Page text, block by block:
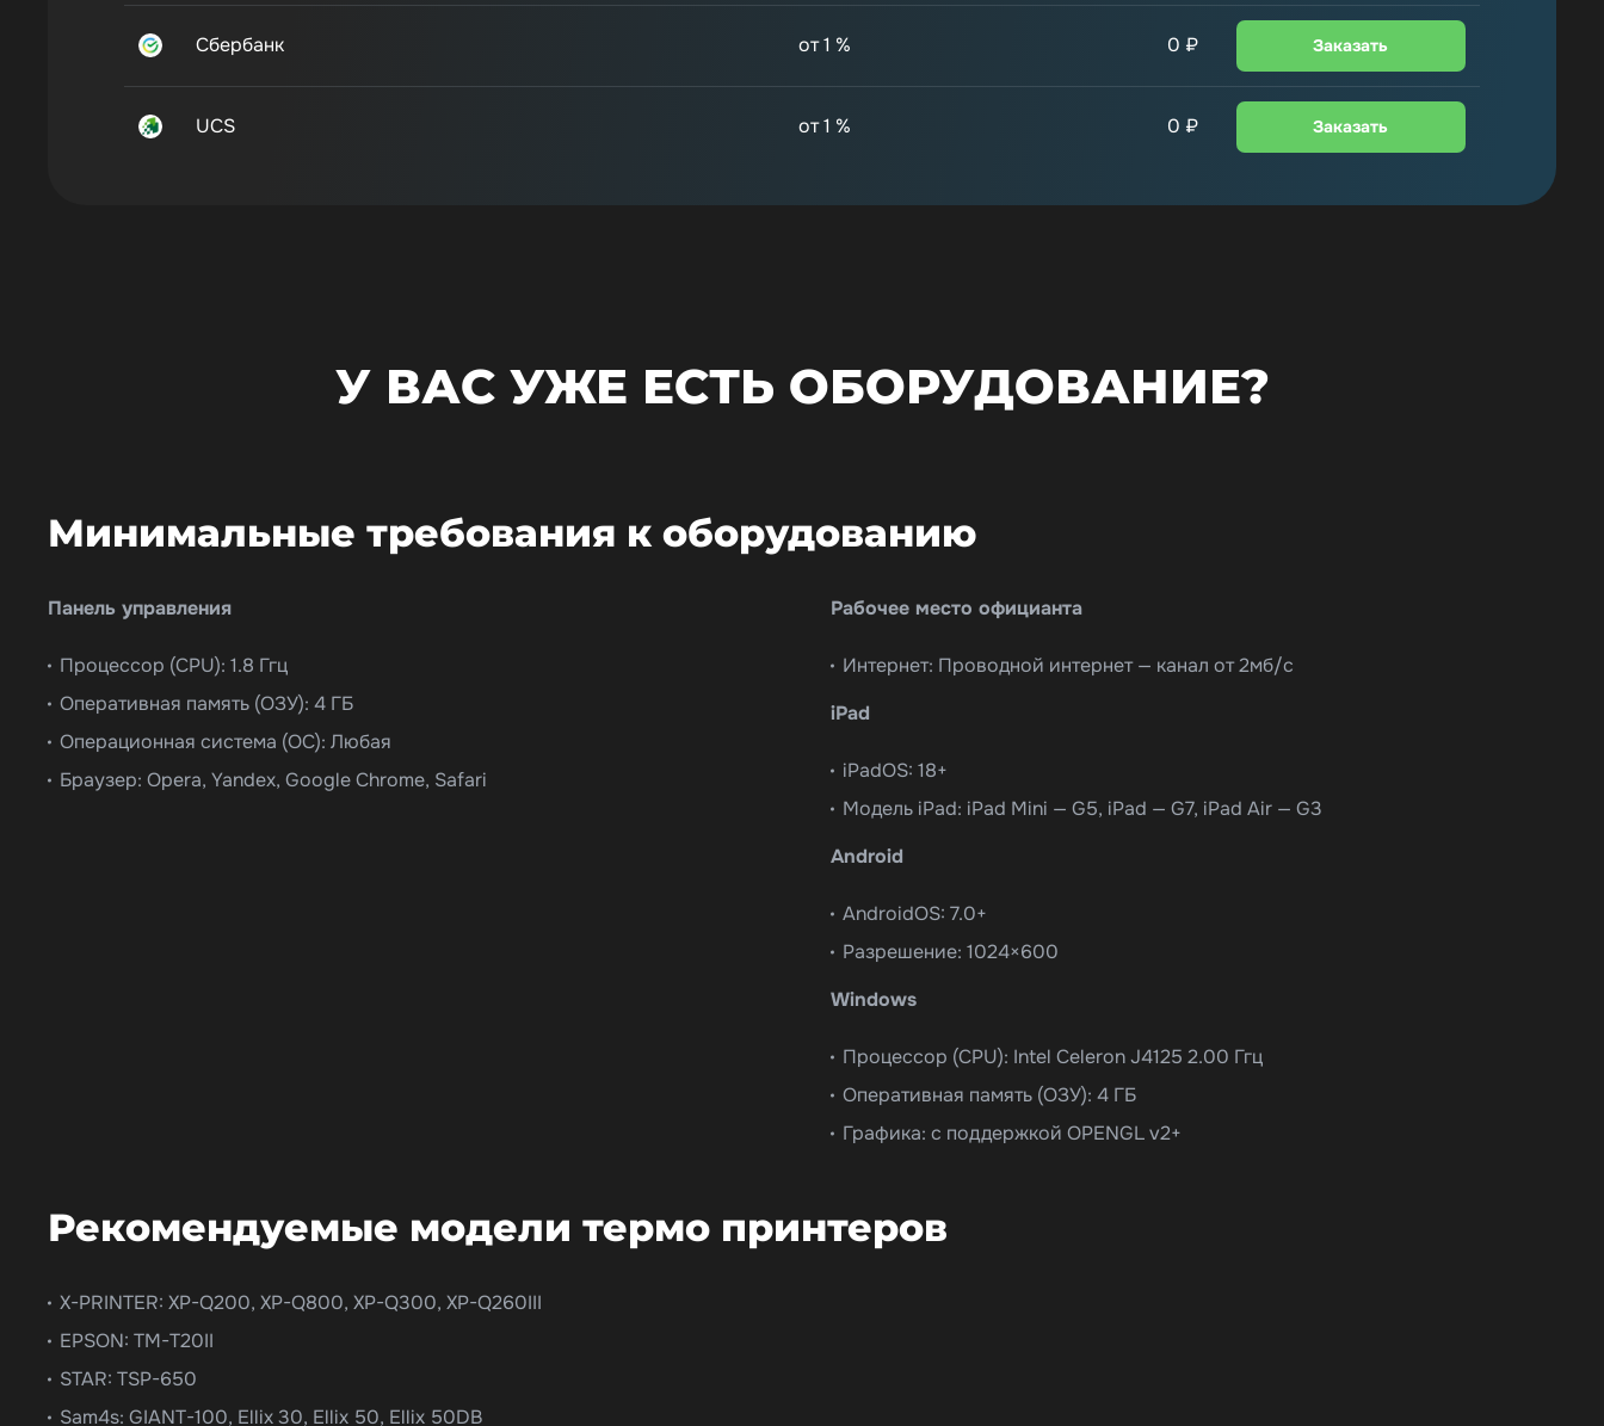
Сбербанк от 1 % 0 ₽ Заказать
UCS от 1 % 0 ₽ Заказать
У ВАС УЖЕ ЕСТЬ ОБОРУДОВАНИЕ?
Минимальные требования к оборудованию
Панель управления
Процессор (CPU): 1.8 Ггц
Оперативная память (ОЗУ): 4 ГБ
Операционная система (ОС): Любая
Браузер: Opera, Yandex, Google Chrome, Safari
Рабочее место официанта
Интернет: Проводной интернет — канал от 2мб/с
iPad
iPadOS: 18+
Модель iPad: iPad Mini — G5, iPad — G7, iPad Air — G3
Android
AndroidOS: 7.0+
Разрешение: 1024×600
Windows
Процессор (CPU): Intel Celeron J4125 2.00 Ггц
Оперативная память (ОЗУ): 4 ГБ
Графика: с поддержкой OPENGL v2+
Рекомендуемые модели термо принтеров
X-PRINTER: XP-Q200, XP-Q800, XP-Q300, XP-Q260III
EPSON: TM-T20II
STAR: TSP-650
Sam4s: GIANT-100, Ellix 30, Ellix 50, Ellix 50DB